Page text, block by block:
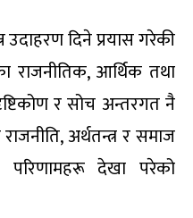
उदाहरण दिने प्रयास गरेकी
आर्थिक तथा
र सोच अन्तरगत नै
अर्थतन्त्र र समाज
परिणामहरू देखा परेको